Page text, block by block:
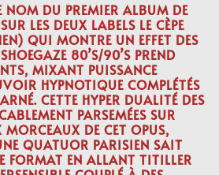
NOM DU PREMIER ALBUM DE
LES DEUX LABELS LE CÈPE
QUI MONTRE UN EFFET DES
80’S/90’S PREND
MIXANT PUISSANCE
HYPNOTIQUE COMPLÉTÉS
CETTE HYPER DUALITÉ DES
PARSEMÉES SUR
MORCEAUX DE CET OPUS,
QUATUOR PARISIEN SAIT
FORMAT EN ALLANT TITILLER